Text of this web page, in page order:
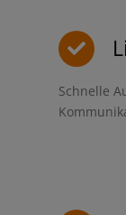
Schnelle